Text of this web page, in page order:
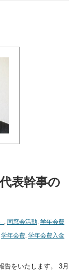
表幹事の
, 同窓会活動, 学年会費
学年会費, 学年会費入金
告をいたします。 3月